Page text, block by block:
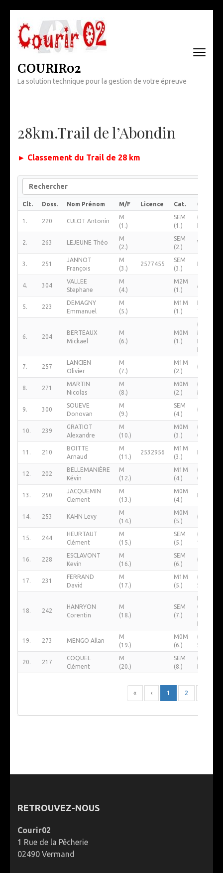
contenu
(Pressez
Entrée)
COURIR02
La solution technique pour la gestion de votre épreuve
28km.Trail de l’Abondin
► Classement du Trail de 28 km
Search
Clt. Doss. Nom Prénom M/F Licence Cat. Club
« ‹ 1 2
1. 220 CULOT Antonin
M
(1.)
SEM
(1.)
(NL
2. 263 LEJEUNE Théo
M
(2.)
SEM
(2.)
Vc Laon
3. 251
JANNOT
François
M
(3.)
2577455
SEM
(3.)
4. 304
VALLEE
Stephane
M
(4.)
M2M
(1.)
Afet
5. 223
DEMAGNY
Emmanuel
M
(5.)
M1M
(1.)
Trail
6. 204
BERTEAUX
Mickael
M
(6.)
M0M
(1.)
(NL
Monceau
7. 257
LANCIEN
Olivier
M
(7.)
M1M
(2.)
(NL Fra)
8. 271
MARTIN
Nicolas
M
(8.)
M0M
(2.)
(NL
Margival)
9. 300
SOUEVE
Donovan
M
(9.)
SEM
(4.)
(NL Fra)
10. 239
GRATIOT
Alexandre
M
(10.)
M0M
(3.)
(NL
11. 210
BOITTE
Arnaud
M
(11.)
2532956
M1M
(3.)
12. 202
BELLEMANIÈRE
Kévin
M
(12.)
M1M
(4.)
(NL
13. 250
JACQUEMIN
Clement
M
(13.)
M0M
(4.)
14. 253 KAHN Levy
M
(14.)
M0M
(5.)
(NL
15. 244
HEURTAUT
Clément
M
(15.)
SEM
(5.)
(NL Paris
14)
16. 228
ESCLAVONT
Kevin
M
(16.)
SEM
(6.)
(NL Fra)
17. 231
FERRAND
David
M
(17.)
M1M
(5.)
(NL Crecy
Sur
18. 242
HANRYON
Corentin
M
(18.)
SEM
(7.)
19. 273 MENGO Allan
M
(19.)
M0M
(6.)
(NL
Soupir)
20. 217
COQUEL
Clément
M
(20.)
SEM
(8.)
(NL
RETROUVEZ-NOUS
Courir02
1 Rue de la Pêcherie
02490 Vermand